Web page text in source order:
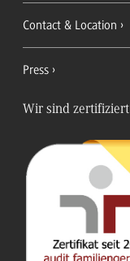
Contact & Location
Press
Wir sind zertifiziert